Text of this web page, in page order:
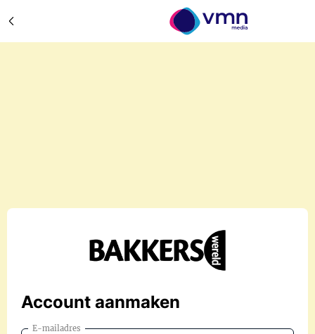
Account aanmaken
E-mailadres